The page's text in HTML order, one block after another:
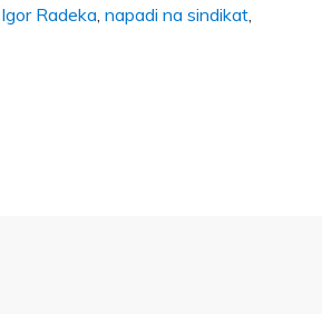
Igor Radeka napadi na sindikat